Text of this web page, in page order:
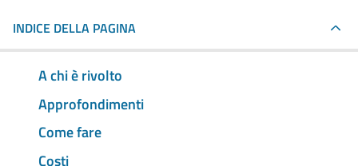
INDICE DELLA PAGINA
A chi è rivolto
Approfondimenti
Come fare
Costi